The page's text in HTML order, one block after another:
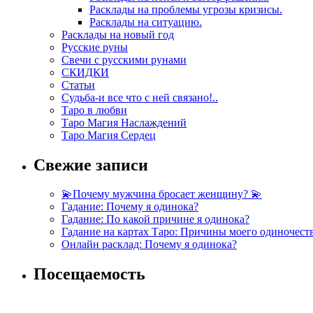
Расклады на проблемы угрозы кризисы.
Расклады на ситуацию.
Расклады на новый год
Русские руны
Свечи с русскими рунами
СКИДКИ
Статьи
Судьба-и все что с ней связано!..
Таро в любви
Таро Магия Наслаждений
Таро Магия Сердец
Свежие записи
💫Почему мужчина бросает женщину? 💫
Гадание: Почему я одинока?
Гадание: По какой причине я одинока?
Гадание на картах Таро: Причины моего
Онлайн расклад: Почему я одинока?
Посещаемость